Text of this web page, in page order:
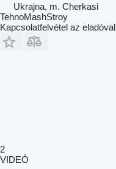
Ukrajna, m. Cherkasi
TehnoMashStroy
Kapcsolatfelvétel az eladóval
2
VIDEÓ